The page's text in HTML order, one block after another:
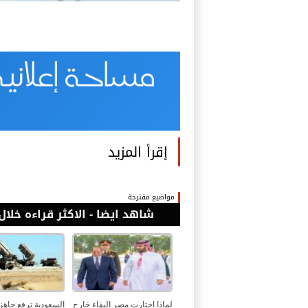
إقرأ المزيد
مواضيع مقترحة
شاهد ايضا - الاكثر قراءه خلال 24
لماذا اختارت مصر البقاء خارج السعودية ترفع